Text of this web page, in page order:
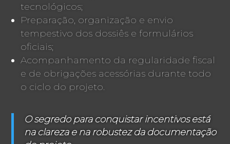
tecnológicos;
Preparação, organização e envio
tempestivo dos dossiês e formulários
oficiais;
Acompanhamento da regularidade fiscal
e de obrigações acessórias durante todo
o ciclo do projeto.
O segredo para conquistar incentivos está
na clareza e na robustez da documentação